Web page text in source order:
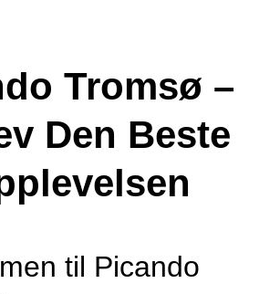
Tromsø –
Den Beste
til Picando